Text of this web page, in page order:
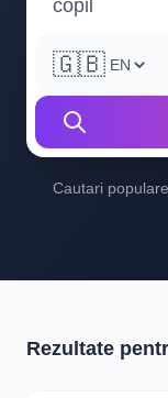
🇬🇧
Cautari
Rezultate